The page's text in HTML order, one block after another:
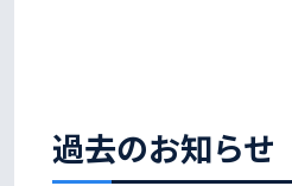
過去のお知らせ